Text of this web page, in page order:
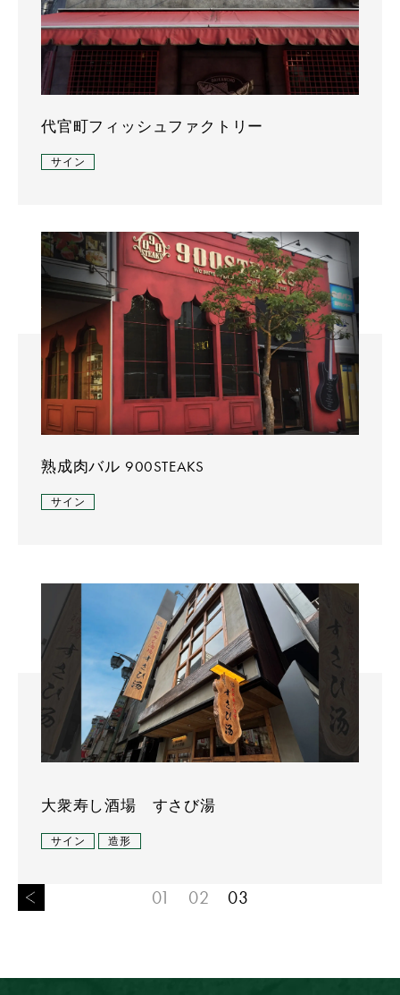
代官町フィッシュファクトリー
サイン
熟成肉バル 900STEAKS
サイン
大衆寿し酒場 すさび湯
サイン 造形
01 02 03